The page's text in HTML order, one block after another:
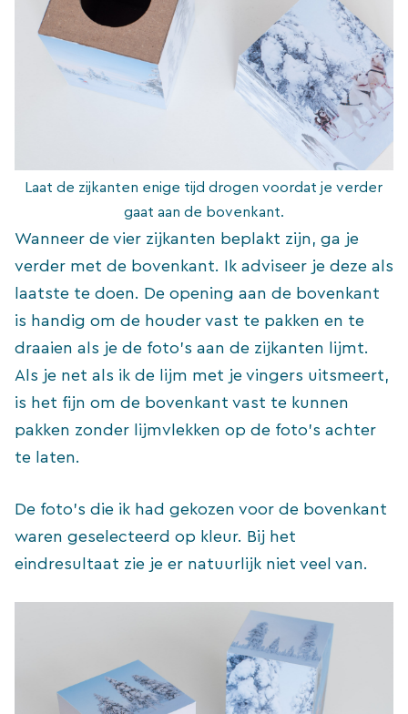
Laat de zijkanten enige tijd drogen voordat je verder
gaat aan de bovenkant.
Wanneer de vier zijkanten beplakt zijn, ga je
verder met de bovenkant. Ik adviseer je deze als
laatste te doen. De opening aan de bovenkant
is handig om de houder vast te pakken en te
draaien als je de foto’s aan de zijkanten lijmt.
Als je net als ik de lijm met je vingers uitsmeert,
is het fijn om de bovenkant vast te kunnen
pakken zonder lijmvlekken op de foto’s achter
te laten.
De foto’s die ik had gekozen voor de bovenkant
waren geselecteerd op kleur. Bij het
eindresultaat zie je er natuurlijk niet veel van.